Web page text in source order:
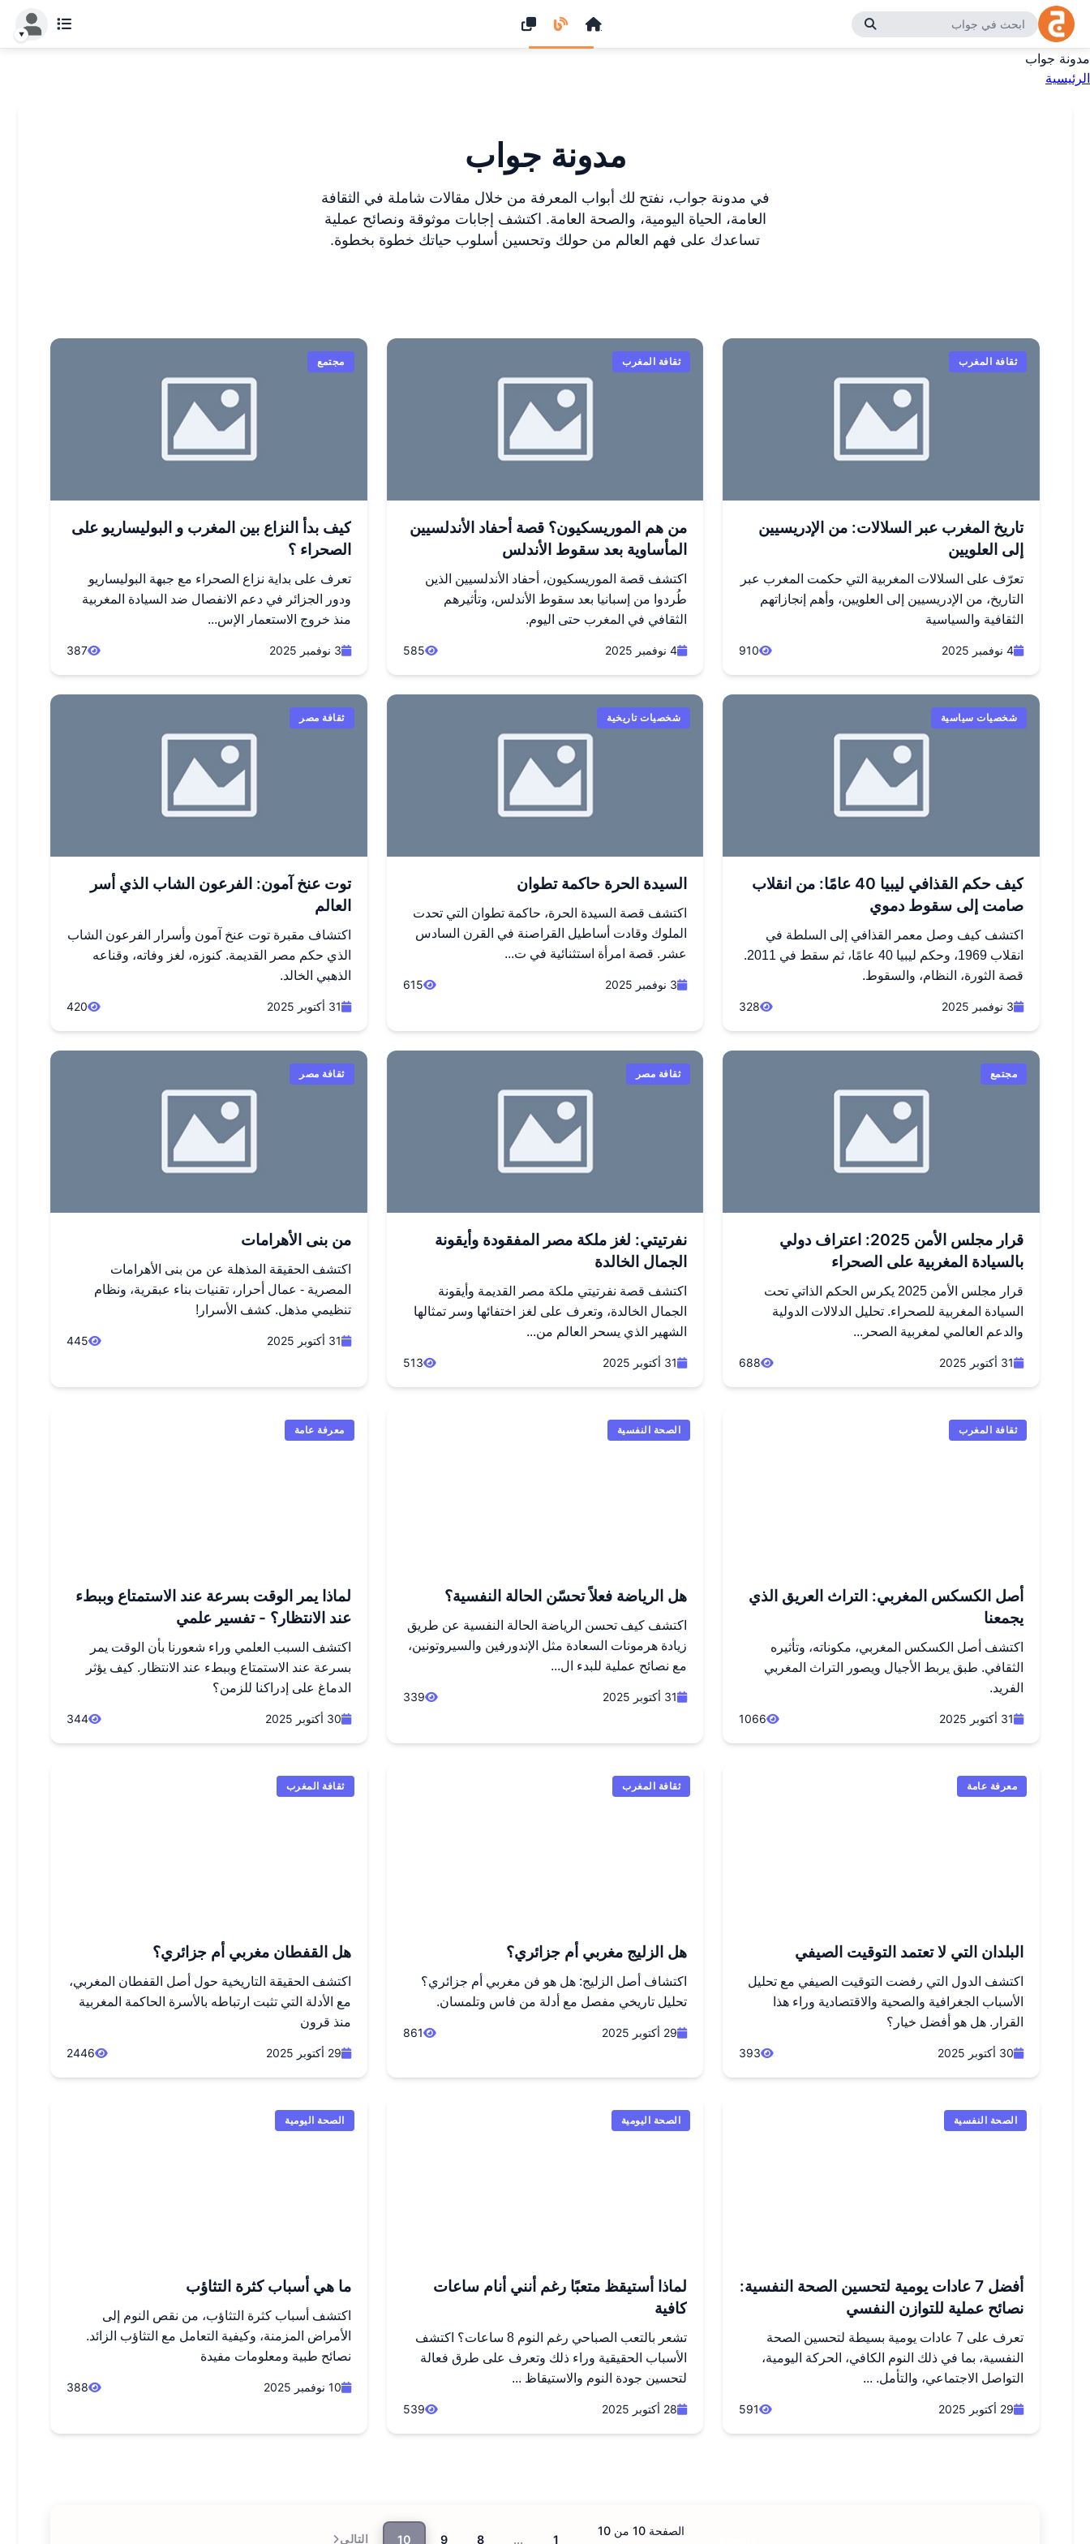
مدونة جواب
الرئيسية
مدونة جواب
في مدونة جواب، نفتح لك أبواب المعرفة من خلال مقالات شاملة في الثقافة
العامة، الحياة اليومية، والصحة العامة. اكتشف إجابات موثوقة ونصائح عملية
تساعدك على فهم العالم من حولك وتحسين أسلوب حياتك خطوة بخطوة.
ثقافة المغرب
تاريخ المغرب عبر السلالات: من الإدريسيين
إلى العلويين
تعرّف على السلالات المغربية التي حكمت المغرب عبر
التاريخ، من الإدريسيين إلى العلويين، وأهم إنجازاتهم
الثقافية والسياسية
4 نوفمبر 2025 910
ثقافة المغرب
من هم الموريسكيون؟ قصة أحفاد الأندلسيين
المأساوية بعد سقوط الأندلس
اكتشف قصة الموريسكيون، أحفاد الأندلسيين الذين
طُردوا من إسبانيا بعد سقوط الأندلس، وتأثيرهم
الثقافي في المغرب حتى اليوم.
4 نوفمبر 2025 585
مجتمع
كيف بدأ النزاع بين المغرب و البوليساريو على
الصحراء ؟
تعرف على بداية نزاع الصحراء مع جبهة البوليساريو
ودور الجزائر في دعم الانفصال ضد السيادة المغربية
منذ خروج الاستعمار الإس...
3 نوفمبر 2025 387
شخصيات سياسية
كيف حكم القذافي ليبيا 40 عامًا: من انقلاب
صامت إلى سقوط دموي
اكتشف كيف وصل معمر القذافي إلى السلطة في
انقلاب 1969، وحكم ليبيا 40 عامًا، ثم سقط في 2011.
قصة الثورة، النظام، والسقوط.
3 نوفمبر 2025 328
شخصيات تاريخية
السيدة الحرة حاكمة تطوان
اكتشف قصة السيدة الحرة، حاكمة تطوان التي تحدت
الملوك وقادت أساطيل القراصنة في القرن السادس
عشر. قصة امرأة استثنائية في ت...
3 نوفمبر 2025 615
ثقافة مصر
توت عنخ آمون: الفرعون الشاب الذي أسر
العالم
اكتشاف مقبرة توت عنخ آمون وأسرار الفرعون الشاب
الذي حكم مصر القديمة. كنوزه، لغز وفاته، وقناعه
الذهبي الخالد.
31 أكتوبر 2025 420
مجتمع
قرار مجلس الأمن 2025: اعتراف دولي
بالسيادة المغربية على الصحراء
قرار مجلس الأمن 2025 يكرس الحكم الذاتي تحت
السيادة المغربية للصحراء. تحليل الدلالات الدولية
والدعم العالمي لمغربية الصحر...
31 أكتوبر 2025 688
ثقافة مصر
نفرتيتي: لغز ملكة مصر المفقودة وأيقونة
الجمال الخالدة
اكتشف قصة نفرتيتي ملكة مصر القديمة وأيقونة
الجمال الخالدة، وتعرف على لغز اختفائها وسر تمثالها
الشهير الذي يسحر العالم من...
31 أكتوبر 2025 513
ثقافة مصر
من بنى الأهرامات
اكتشف الحقيقة المذهلة عن من بنى الأهرامات
المصرية - عمال أحرار، تقنيات بناء عبقرية، ونظام
تنظيمي مذهل. كشف الأسرار!
31 أكتوبر 2025 445
ثقافة المغرب
أصل الكسكس المغربي: التراث العريق الذي
يجمعنا
اكتشف أصل الكسكس المغربي، مكوناته، وتأثيره
الثقافي. طبق يربط الأجيال ويصور التراث المغربي
الفريد.
31 أكتوبر 2025 1066
الصحة النفسية
هل الرياضة فعلاً تحسّن الحالة النفسية؟
اكتشف كيف تحسن الرياضة الحالة النفسية عن طريق
زيادة هرمونات السعادة مثل الإندورفين والسيروتونين،
مع نصائح عملية للبدء ال...
31 أكتوبر 2025 339
معرفة عامة
لماذا يمر الوقت بسرعة عند الاستمتاع وببطء
عند الانتظار؟ - تفسير علمي
اكتشف السبب العلمي وراء شعورنا بأن الوقت يمر
بسرعة عند الاستمتاع وببطء عند الانتظار. كيف يؤثر
الدماغ على إدراكنا للزمن؟
30 أكتوبر 2025 344
معرفة عامة
البلدان التي لا تعتمد التوقيت الصيفي
اكتشف الدول التي رفضت التوقيت الصيفي مع تحليل
الأسباب الجغرافية والصحية والاقتصادية وراء هذا
القرار. هل هو أفضل خيار؟
30 أكتوبر 2025 393
ثقافة المغرب
هل الزليج مغربي أم جزائري؟
اكتشاف أصل الزليج: هل هو فن مغربي أم جزائري؟
تحليل تاريخي مفصل مع أدلة من فاس وتلمسان.
29 أكتوبر 2025 861
ثقافة المغرب
هل القفطان مغربي أم جزائري؟
اكتشف الحقيقة التاريخية حول أصل القفطان المغربي،
مع الأدلة التي تثبت ارتباطه بالأسرة الحاكمة المغربية
منذ قرون
29 أكتوبر 2025 2446
الصحة النفسية
أفضل 7 عادات يومية لتحسين الصحة النفسية:
نصائح عملية للتوازن النفسي
تعرف على 7 عادات يومية بسيطة لتحسين الصحة
النفسية، بما في ذلك النوم الكافي، الحركة اليومية،
التواصل الاجتماعي، والتأمل. ...
29 أكتوبر 2025 591
الصحة اليومية
لماذا أستيقظ متعبًا رغم أنني أنام ساعات
كافية
تشعر بالتعب الصباحي رغم النوم 8 ساعات؟ اكتشف
الأسباب الحقيقية وراء ذلك وتعرف على طرق فعالة
لتحسين جودة النوم والاستيقاظ ...
28 أكتوبر 2025 539
الصحة اليومية
ما هي أسباب كثرة التثاؤب
اكتشف أسباب كثرة التثاؤب، من نقص النوم إلى
الأمراض المزمنة، وكيفية التعامل مع التثاؤب الزائد.
نصائح طبية ومعلومات مفيدة
10 نوفمبر 2025 388
الصفحة 10 من 10
1
...
8
9
10 التالي